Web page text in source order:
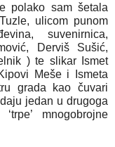
polako sam šetala
ulicom punom
suvenirnica,
Derviš Sušić,
) te slikar Ismet
Meše i Ismeta
grada kao čuvari
jedan u drugoga
mnogobrojne